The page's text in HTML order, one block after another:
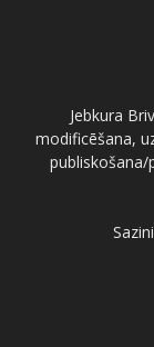
Jebkura
modificēšana,
publiskošana/